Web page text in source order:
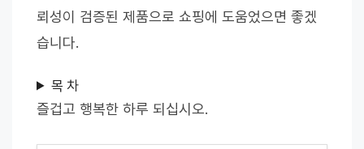
뢰성이 검증된 제품으로 쇼핑에 도움었으면 좋겠
습니다.
목 차
즐겁고 행복한 하루 되십시오.